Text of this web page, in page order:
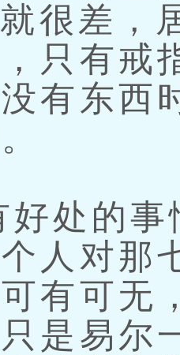
很差，
只有戒
有东西
处的事
人对那
有可无
是易尔